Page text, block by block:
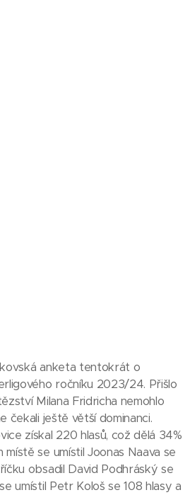
anketa tentokrát o
ročníku 2023/24. Přišlo
Milana Fridricha nemohlo
čekali ještě větší dominanci.
získal 220 hlasů, což dělá 34%
místě se umístil Joonas Naava se
obsadil David Podhráský se
umístil Petr Kološ se 108 hlasy a